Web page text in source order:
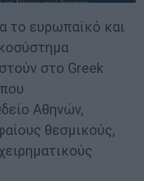
το ευρωπαϊκό και
στο Greek
Αθηνών,
θεσμικούς,